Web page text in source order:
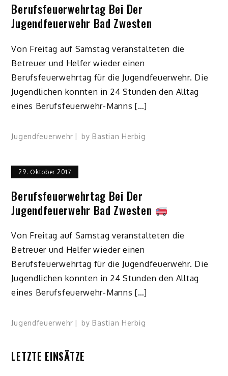
Berufsfeuerwehrtag Bei Der
Jugendfeuerwehr Bad Zwesten
Von Freitag auf Samstag veranstalteten die
Betreuer und Helfer wieder einen
Berufsfeuerwehrtag für die Jugendfeuerwehr. Die
Jugendlichen konnten in 24 Stunden den Alltag
eines Berufsfeuerwehr-Manns […]
Jugendfeuerwehr by Bastian Herbig
29. Oktober 2017
Berufsfeuerwehrtag Bei Der
Jugendfeuerwehr Bad Zwesten
Von Freitag auf Samstag veranstalteten die
Betreuer und Helfer wieder einen
Berufsfeuerwehrtag für die Jugendfeuerwehr. Die
Jugendlichen konnten in 24 Stunden den Alltag
eines Berufsfeuerwehr-Manns […]
Jugendfeuerwehr by Bastian Herbig
LETZTE EINSÄTZE